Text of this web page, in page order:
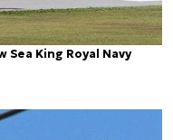
King Royal Navy